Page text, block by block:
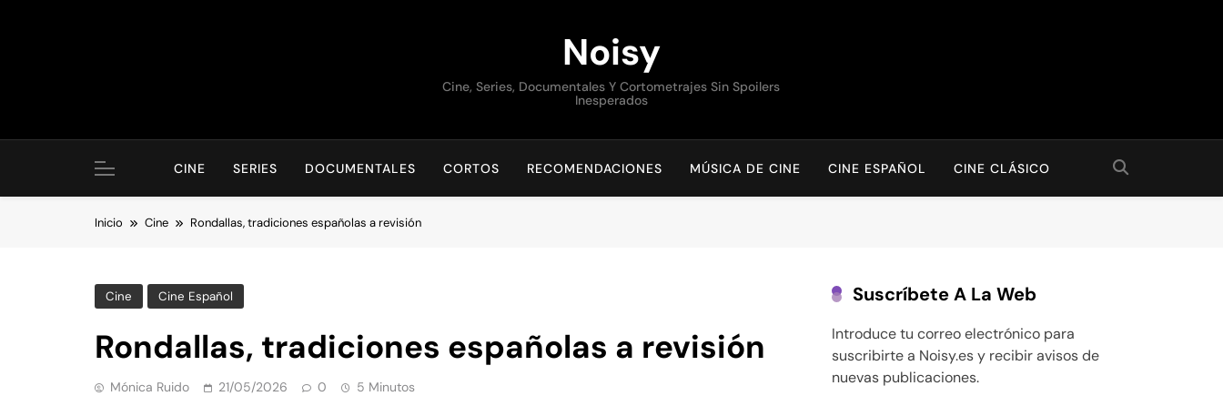
Noisy
Cine, Series, Documentales Y Cortometrajes Sin Spoilers
Inesperados
CINE SERIES DOCUMENTALES CORTOS RECOMENDACIONES MÚSICA DE CINE CINE ESPAÑOL CINE CLÁSICO
Inicio Cine Rondallas, tradiciones españolas a revisión
Cine Cine Español
Rondallas, tradiciones españolas a revisión
Mónica Ruido 21/05/2026 0 5 Minutos
Suscríbete A La Web
Introduce tu correo electrónico para
suscribirte a Noisy.es y recibir avisos de
nuevas publicaciones.